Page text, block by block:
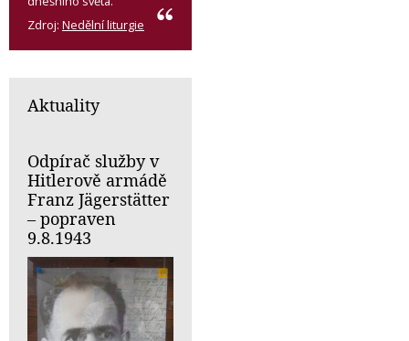
Zdroj: Nedělní liturgie
Aktuality
Odpírač služby v
Hitlerově armádě
Franz Jägerstätter
– popraven
9.8.1943